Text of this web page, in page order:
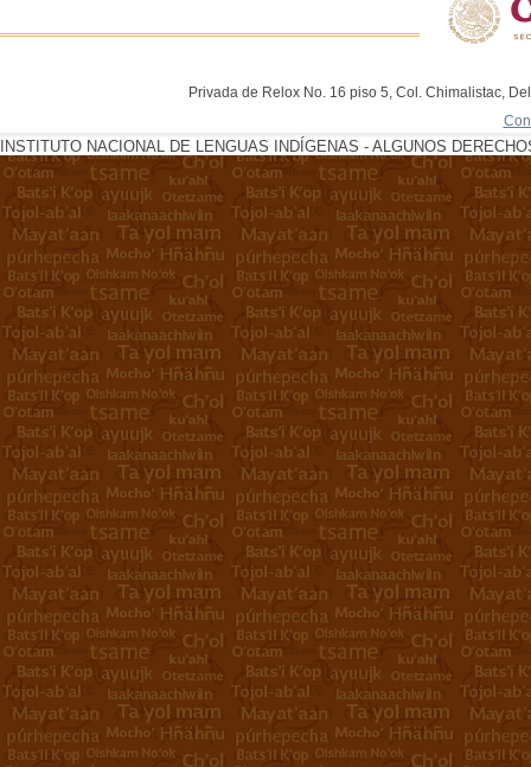
Privada de Relox No. 16 piso 5, Col. Chimalistac,
INSTITUTO NACIONAL DE LENGUAS INDÍGENAS - ALGUNOS